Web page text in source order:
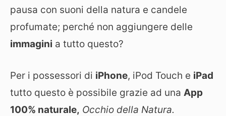
pausa con suoni della natura e candele
profumate; perché non aggiungere delle
immagini a tutto questo?
Per i possessori di iPhone, iPod Touch e iPad
tutto questo è possibile grazie ad una App
100% naturale, Occhio della Natura.